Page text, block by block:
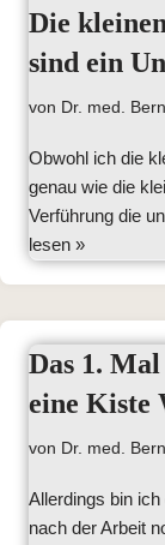
Die
sind ein
von Dr. med.
Obwohl ich die
genau wie die
Verführung die
lesen »
Das 1.
eine Kiste
von Dr. med.
Allerdings bin
nach der Arbeit